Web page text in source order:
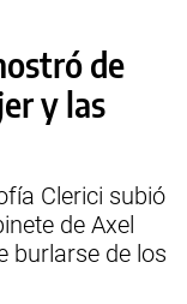
de
y las
Clerici subió
de Axel
burlarse de los